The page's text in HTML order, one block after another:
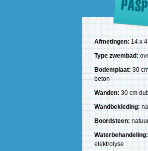
Afmetingen:14 x
Type zwembad:
Bodemplaat: 30
beton
Wanden:30 cm
Wandbekleding:
Boordsteen:
elektrolyse